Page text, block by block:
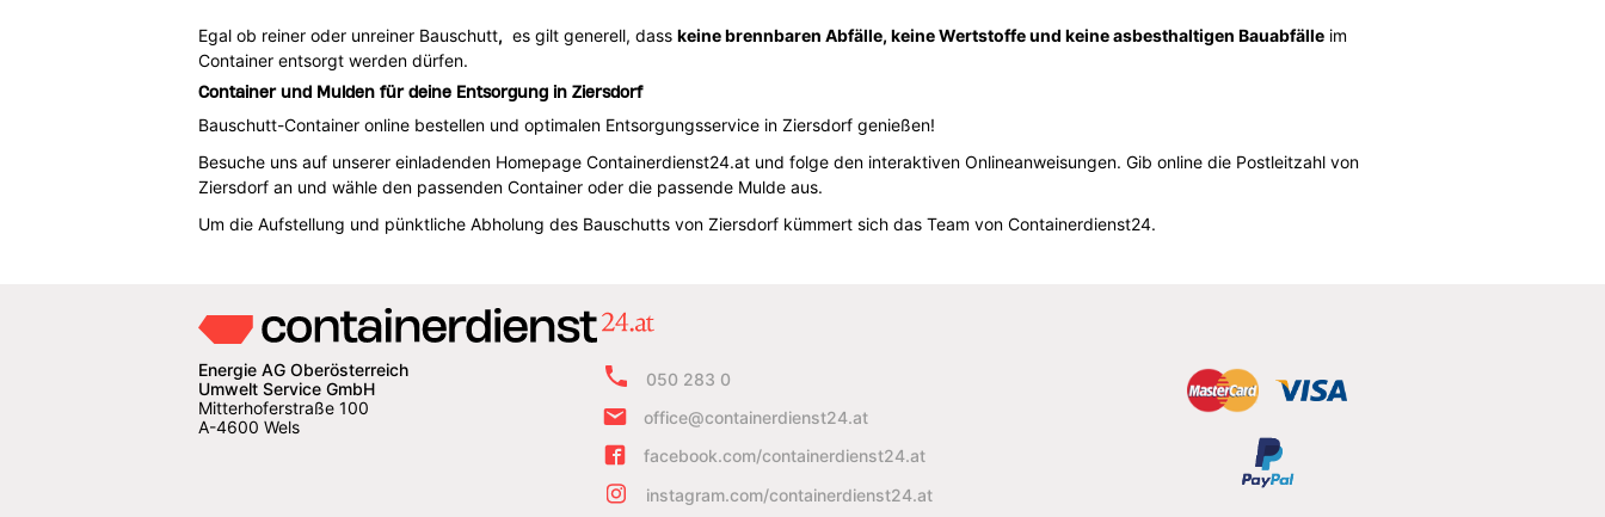
Egal ob reiner oder unreiner Bauschutt, es gilt generell, dass keine brennbaren Abfälle, keine Wertstoffe und keine asbesthaltigen Bauabfälleim
Container entsorgt werden dürfen.
Container und Mulden für deine Entsorgung in Ziersdorf
Bauschutt-Container online bestellen und optimalen Entsorgungsservice in Ziersdorf genießen!
Besuche uns auf unserer einladenden Homepage Containerdienst24.at und folge den interaktiven Onlineanweisungen. Gib online die Postleitzahl von
Ziersdorf an und wähle den passenden Container oder die passende Mulde aus.
Um die Aufstellung und pünktliche Abholung des Bauschutts von Ziersdorf kümmert sich das Team von Containerdienst24.
Energie AG Oberösterreich
Umwelt Service GmbH
Mitterhoferstraße 100
A-4600 Wels
050 283 0
office@containerdienst24.at
facebook.com/containerdienst24.at
instagram.com/containerdienst24.at